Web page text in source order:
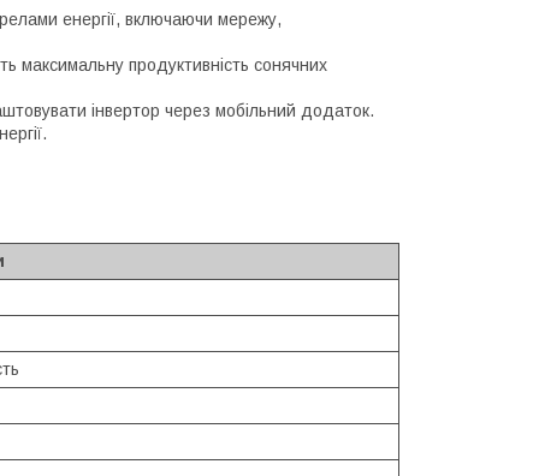
енергії, включаючи мережу,
максимальну продуктивність сонячних
інвертор через мобільний додаток.